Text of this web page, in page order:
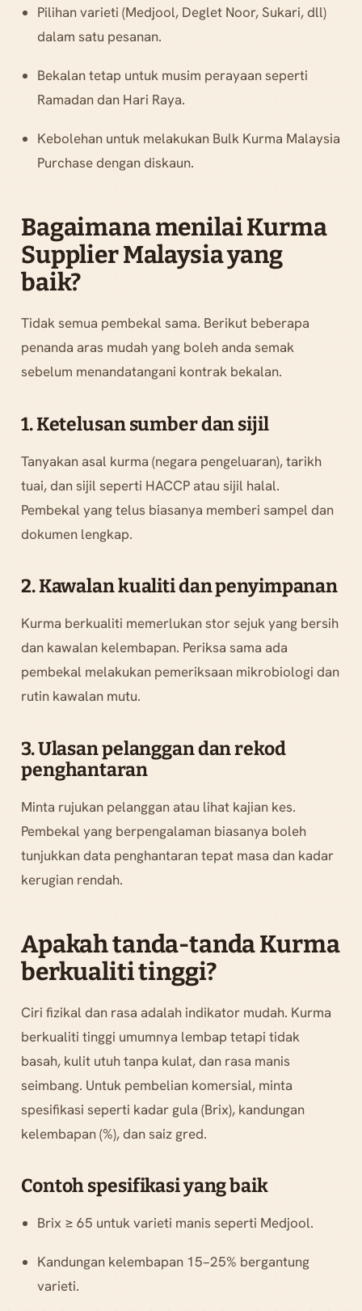
Pilihan varieti (Medjool, Deglet Noor, Sukari, dll)
dalam satu pesanan.
Bekalan tetap untuk musim perayaan seperti
Ramadan dan Hari Raya.
Kebolehan untuk melakukan Bulk Kurma Malaysia
Purchase dengan diskaun.
Bagaimana menilai Kurma
Supplier Malaysia yang
baik?
Tidak semua pembekal sama. Berikut beberapa
penanda aras mudah yang boleh anda semak
sebelum menandatangani kontrak bekalan.
1. Ketelusan sumber dan sijil
Tanyakan asal kurma (negara pengeluaran), tarikh
tuai, dan sijil seperti HACCP atau sijil halal.
Pembekal yang telus biasanya memberi sampel dan
dokumen lengkap.
2. Kawalan kualiti dan penyimpanan
Kurma berkualiti memerlukan stor sejuk yang bersih
dan kawalan kelembapan. Periksa sama ada
pembekal melakukan pemeriksaan mikrobiologi dan
rutin kawalan mutu.
3. Ulasan pelanggan dan rekod
penghantaran
Minta rujukan pelanggan atau lihat kajian kes.
Pembekal yang berpengalaman biasanya boleh
tunjukkan data penghantaran tepat masa dan kadar
kerugian rendah.
Apakah tanda-tanda Kurma
berkualiti tinggi?
Ciri fizikal dan rasa adalah indikator mudah. Kurma
berkualiti tinggi umumnya lembap tetapi tidak
basah, kulit utuh tanpa kulat, dan rasa manis
seimbang. Untuk pembelian komersial, minta
spesifikasi seperti kadar gula (Brix), kandungan
kelembapan (%), dan saiz gred.
Contoh spesifikasi yang baik
Brix ≥ 65 untuk varieti manis seperti Medjool.
Kandungan kelembapan 15–25% bergantung
varieti.